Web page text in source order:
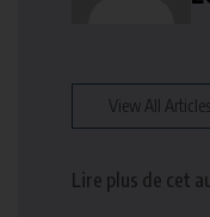
View All Articles
Lire plus de cet